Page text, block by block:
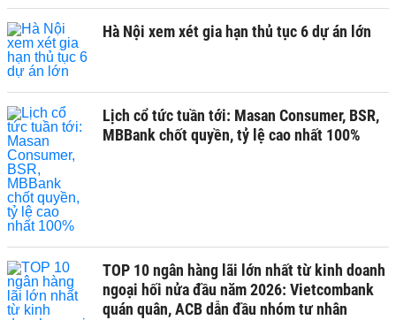
Hà Nội xem xét gia hạn thủ tục 6 dự án lớn
Lịch cổ tức tuần tới: Masan Consumer, BSR,
MBBank chốt quyền, tỷ lệ cao nhất 100%
TOP 10 ngân hàng lãi lớn nhất từ kinh doanh
ngoại hối nửa đầu năm 2026: Vietcombank
quán quân, ACB dẫn đầu nhóm tư nhân